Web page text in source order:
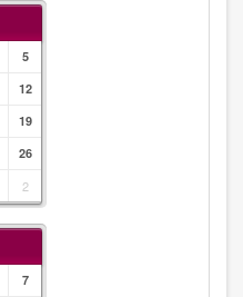
5
12
19
26
2
7